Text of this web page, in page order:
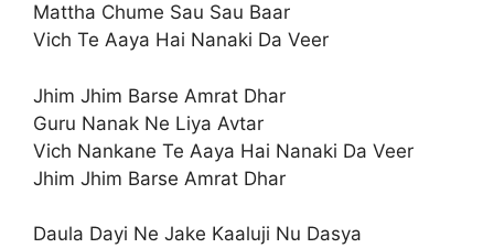
Mattha Chume Sau Sau Baar
Vich Te Aaya Hai Nanaki Da Veer
Jhim Jhim Barse Amrat Dhar
Guru Nanak Ne Liya Avtar
Vich Nankane Te Aaya Hai Nanaki Da Veer
Jhim Jhim Barse Amrat Dhar
Daula Dayi Ne Jake Kaaluji Nu Dasya